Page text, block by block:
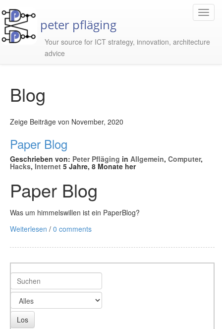
peter pfläging
Your source for ICT strategy, innovation, architecture
advice
Blog
Zeige Beiträge von November, 2020
Paper Blog
Geschrieben von: Peter Pfläging in Allgemein, Computer,
Hacks, Internet 5 Jahre, 8 Monate her
Paper Blog
Was um himmelswillen ist ein PaperBlog?
Weiterlesen / 0 comments